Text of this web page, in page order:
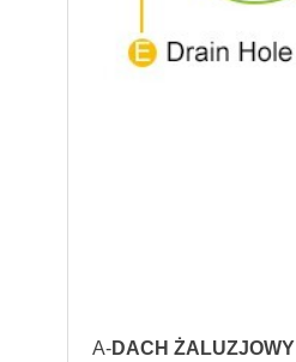
A-DACH ŻALUZJOWY